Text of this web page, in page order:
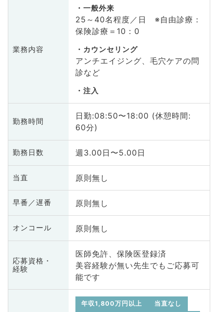
業務内容
一般外来
25～40名程度／日 ※自由診療：
保険診療＝10：0
カウンセリング
アンチエイジング、毛穴ケアの問
診など
注入
勤務時間
日勤:08:50〜18:00 (休憩時間:
60分)
勤務日数 週3.00日〜5.00日
当直 原則無し
早番／遅番 原則無し
オンコール 原則無し
応募資格・
経験
医師免許、保険医登録済
美容経験が無い先生でもご応募可
能です
年収1,800万円以上
当直なし